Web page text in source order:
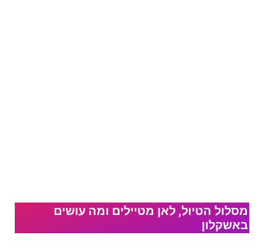
מסלול הטיול, לאן מטיילים ומה עושים
באשקלון